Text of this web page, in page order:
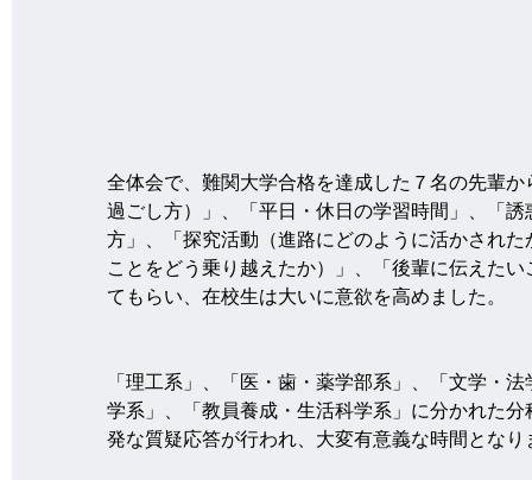
全体会で、難関大学合格を達成した７名の先輩
過ごし方）」、「平日・休日の学習時間」、「
方」、「探究活動（進路にどのように活かされ
ことをどう乗り越えたか）」、「後輩に伝えた
てもらい、在校生は大いに意欲を高めました。
「理工系」、「医・歯・薬学部系」、「文学・
学系」、「教員養成・生活科学系」に分かれた
発な質疑応答が行われ、大変有意義な時間となり